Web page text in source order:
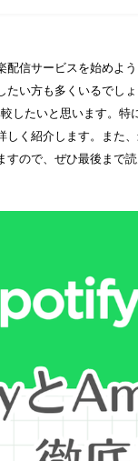
配信サービスを始めよ
たい方も多くいるでし
したいと思います。
しく紹介します。また
すので、ぜひ最後まで